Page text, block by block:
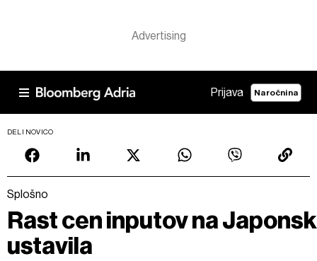
Prijava Naročnina
DELI NOVICO
Splošno
Rast cen inputov na
ustavila